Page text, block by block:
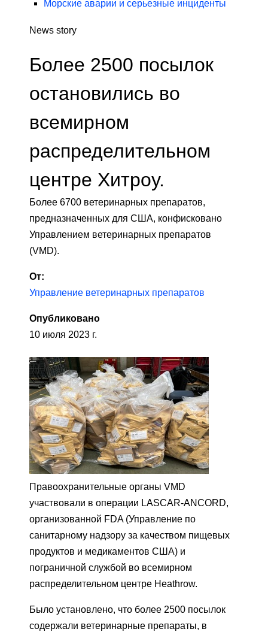
Морские аварии и серьезные инциденты
News story
Более 2500 посылок
остановились во
всемирном
распределительном
центре Хитроу.
Более 6700 ветеринарных препаратов,
предназначенных для США, конфисковано
Управлением ветеринарных препаратов
(VMD).
От:
Управление ветеринарных препаратов
Опубликовано
10 июля 2023 г.
Правоохранительные органы VMD
участвовали в операции LASCAR-ANCORD,
организованной FDA (Управление по
санитарному надзору за качеством пищевых
продуктов и медикаментов США) и
пограничной службой во всемирном
распределительном центре Heathrow.
Было установлено, что более 2500 посылок
содержали ветеринарные препараты, в